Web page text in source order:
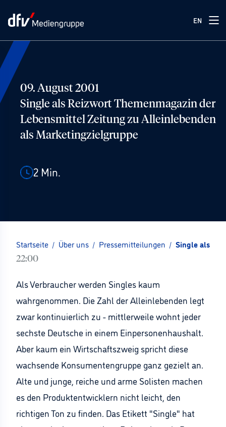
EN
09. August 2001
Single als Reizwort Themenmagazin der
Lebensmittel Zeitung zu Alleinlebenden
als Marketingzielgruppe
2 Min.
Startseite / Über uns / Pressemitteilungen / Single als
22:00
Als Verbraucher werden Singles kaum
wahrgenommen. Die Zahl der Alleinlebenden legt
zwar kontinuierlich zu - mittlerweile wohnt jeder
sechste Deutsche in einem Einpersonenhaushalt.
Aber kaum ein Wirtschaftszweig spricht diese
wachsende Konsumentengruppe ganz gezielt an.
Alte und junge, reiche und arme Solisten machen
es den Produktentwicklern nicht leicht, den
richtigen Ton zu finden. Das Etikett "Single" hat